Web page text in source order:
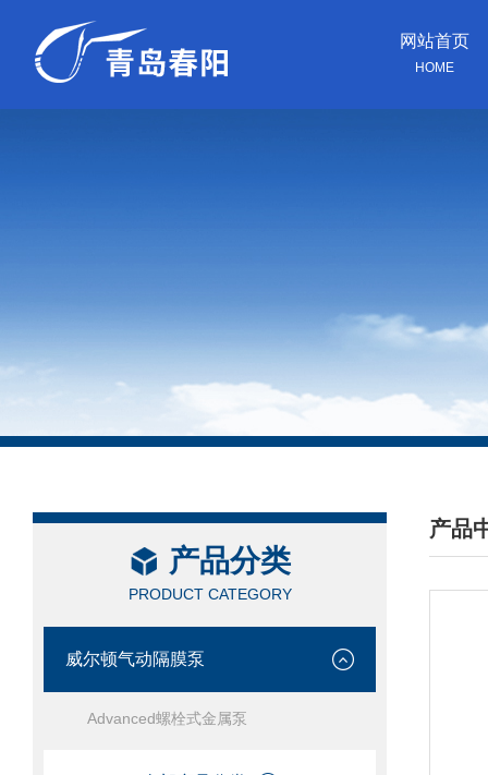
网站首页
HOME
产品分类
PRODUCT CATEGORY
威尔顿气动隔膜泵
Advanced螺栓式金属泵
产品
/